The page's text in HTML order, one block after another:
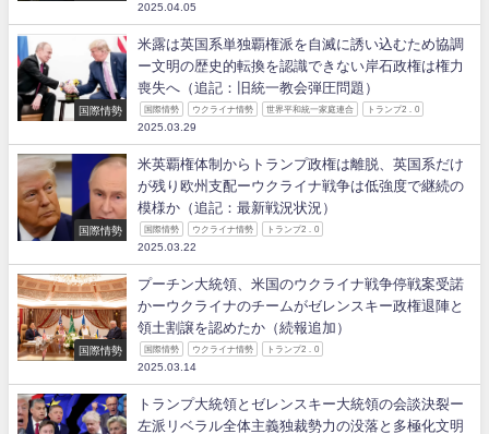
2025.04.05
国際情勢
米露は英国系単独覇権派を自滅に誘い込むため協調
ー文明の歴史的転換を認識できない岸石政権は権力
喪失へ（追記：旧統一教会弾圧問題）
国際情勢 ウクライナ情勢 世界平和統一家庭連合 トランプ2．0
2025.03.29
国際情勢
米英覇権体制からトランプ政権は離脱、英国系だけ
が残り欧州支配ーウクライナ戦争は低強度で継続の
模様か（追記：最新戦況状況）
国際情勢 ウクライナ情勢 トランプ2．0
2025.03.22
国際情勢
プーチン大統領、米国のウクライナ戦争停戦案受諾
かーウクライナのチームがゼレンスキー政権退陣と
領土割譲を認めたか（続報追加）
国際情勢 ウクライナ情勢 トランプ2．0
2025.03.14
トランプ大統領とゼレンスキー大統領の会談決裂ー
左派リベラル全体主義独裁勢力の没落と多極化文明